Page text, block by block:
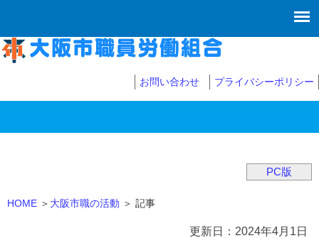
プライバシーポリシー
お問い合わせ
PC版
HOME ＞ 大阪市職の活動 ＞ 記事
更新日：2024年4月1日